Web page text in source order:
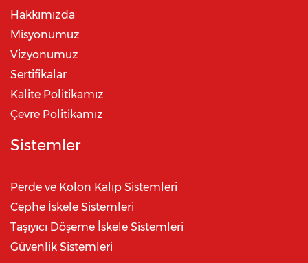
Hakkımızda
Misyonumuz
Vizyonumuz
Sertifikalar
Kalite Politikamız
Çevre Politikamız
Sistemler
Perde ve Kolon Kalıp Sistemleri
Cephe İskele Sistemleri
Taşıyıcı Döşeme İskele Sistemleri
Güvenlik Sistemleri